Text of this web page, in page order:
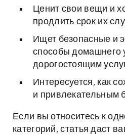
Ценит свои вещи и
продлить срок их
Ищет безопасные и
способы домашнего
дорогостоящим
Интересуется, как
и привлекательным
Если вы относитесь к
категорий, статья даст